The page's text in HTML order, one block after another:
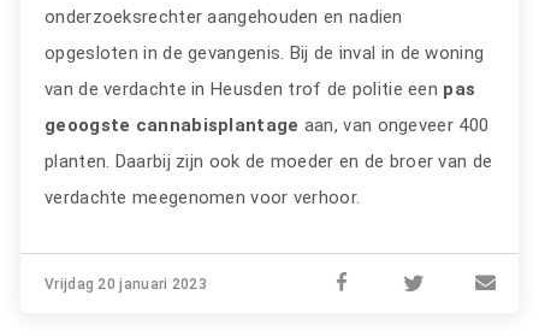
onderzoeksrechter aangehouden en nadien
opgesloten in de gevangenis. Bij de inval in de woning
van de verdachte in Heusden trof de politie een pas
geoogste cannabisplantage aan, van ongeveer 400
planten. Daarbij zijn ook de moeder en de broer van de
verdachte meegenomen voor verhoor.
Vrijdag 20 januari 2023